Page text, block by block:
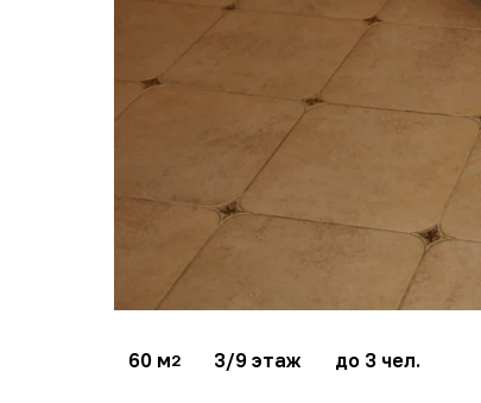
60 м2 3/9 этаж до 3 чел.